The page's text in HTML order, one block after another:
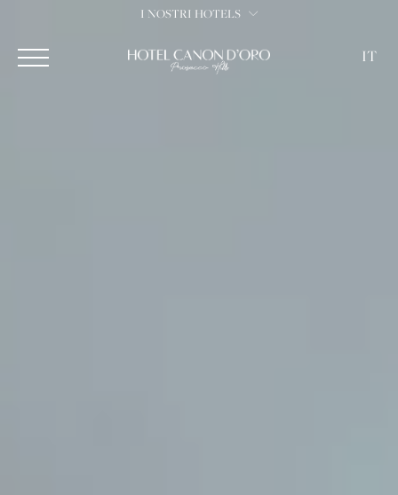
IT
I NOSTRI HOTELS